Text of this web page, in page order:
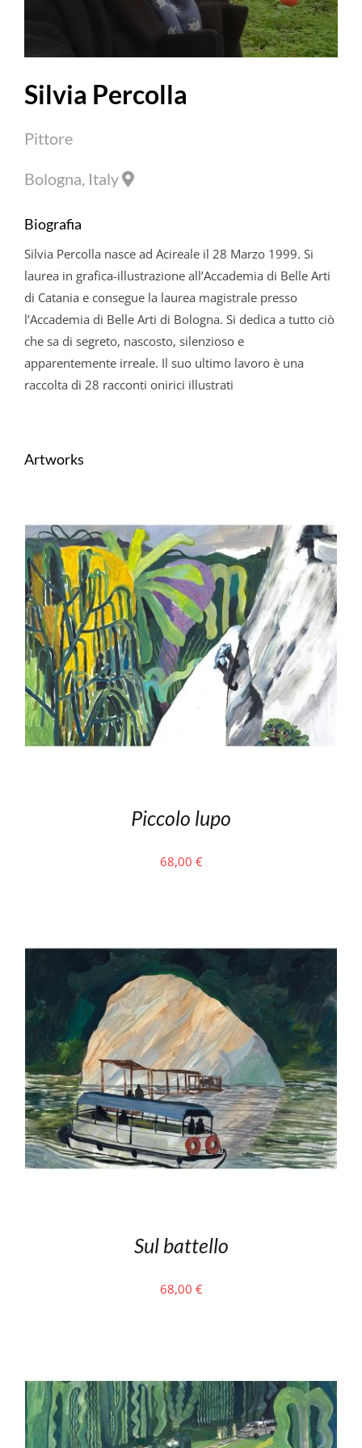
Silvia Percolla
Pittore
Bologna, Italy
Biografia
Silvia Percolla nasce ad Acireale il 28 Marzo 1999. Si
laurea in grafica-illustrazione all’Accademia di Belle Arti
di Catania e consegue la laurea magistrale presso
l’Accademia di Belle Arti di Bologna. Si dedica a tutto ciò
che sa di segreto, nascosto, silenzioso e
apparentemente irreale. Il suo ultimo lavoro è una
raccolta di 28 racconti onirici illustrati
Artworks
Piccolo lupo
68,00 €
Sul battello
68,00 €